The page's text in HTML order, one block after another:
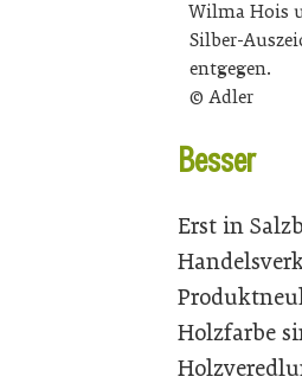
Wilma Hois
Silber-
entgegen.
© Adler
Besser
Erst in
Holzfarbe